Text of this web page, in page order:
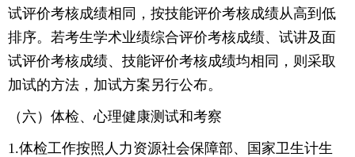
试评价考核成绩相同，按技能评价考核成绩从高到低
排序。若考生学术业绩综合评价考核成绩、试讲及面
试评价考核成绩、技能评价考核成绩均相同，则采取
加试的方法，加试方案另行公布。
（六）体检、心理健康测试和考察
1.体检工作按照人力资源社会保障部、国家卫生计生